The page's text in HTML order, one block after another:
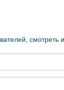
смотреть